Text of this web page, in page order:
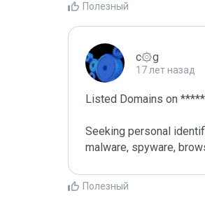
Полезный
c۞g
17 лет назад
Listed Domains on
Seeking personal
malware, spyware,
Полезный